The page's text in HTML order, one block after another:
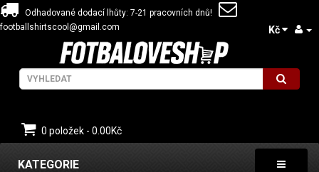
Odhadované dodací lhůty: 7-21 pracovních dnů!
footballshirtscool@gmail.com
Kč
0 položek - 0.00Kč
KATEGORIE